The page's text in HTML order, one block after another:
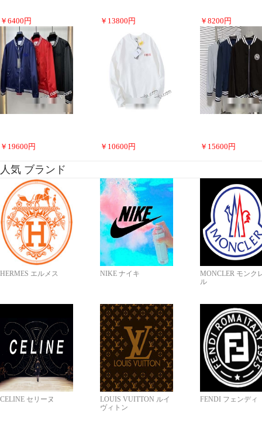
￥ 6400 円 ￥ 13800 円 ￥ 8200 円
￥ 19600 円 ￥ 10600 円 ￥ 15600 円
人気 ブランド
HERMES エルメス NIKE ナイキ
MONCLER モンク
ル
CELINE セリーヌ
LOUIS VUITTON ルイ
ヴィトン
FENDI フェンディ